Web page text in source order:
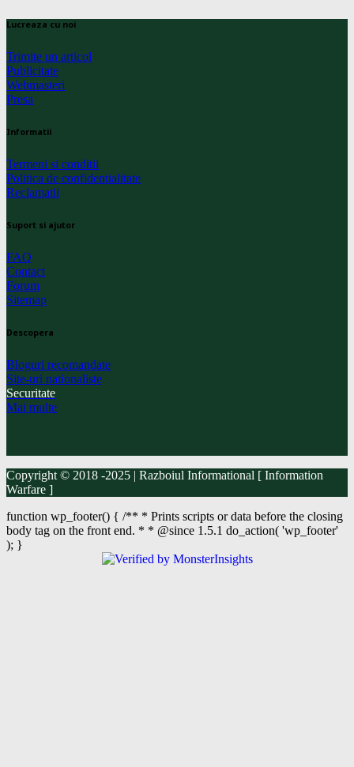
Lucreaza cu noi
Trimite un articol
Publicitate
Webmasteri
Presa
Informatii
Termeni si conditii
Politica de confidentialitate
Reclamatii
Suport si ajutor
FAQ
Contact
Forum
Sitemap
Descopera
Bloguri recomandate
Site-uri nationaliste
Securitate
Mai multe
Copyright © 2018 -2025 | Razboiul Informational [ Information
Warfare ]
function wp_footer() { /** * Prints scripts or data before the closing
body tag on the front end. * * @since 1.5.1 do_action( 'wp_footer'
); }